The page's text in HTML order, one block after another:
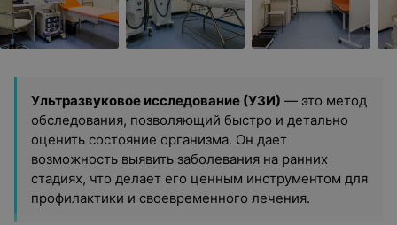
Ультразвуковое исследование (УЗИ) — это метод
обследования, позволяющий быстро и детально
оценить состояние организма. Он дает
возможность выявить заболевания на ранних
стадиях, что делает его ценным инструментом для
профилактики и своевременного лечения.